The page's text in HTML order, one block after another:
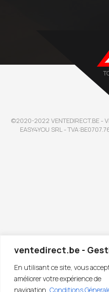
ventedirect.be -
En utilisant ce site, vous
améliorer votre expérience de
navigation. Conditions
©2020-2022 VENTEDIRECT.BE -
EASY4YOU SRL -